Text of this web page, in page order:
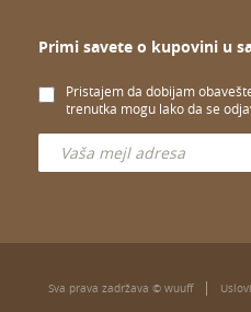
Primi savete o kupovini u
Pristajem da dobijam
trenutka mogu lako da se
Sva prava zadržava © wuuff